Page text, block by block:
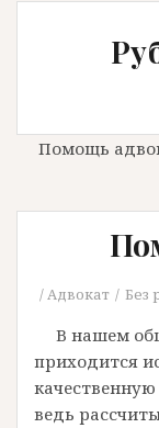
Помощь
Адвокат Без
В нашем
приходится
ведь